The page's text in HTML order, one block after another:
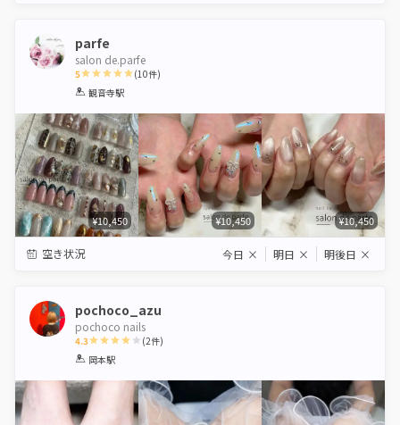
parfe
salon de.parfe
5
1 2 3 4 5
(10件)
観音寺駅
¥10,450 ¥10,450 ¥10,450
空き状況 今日 × 明日 × 明後日 ×
pochoco_azu
pochoco nails
4.3
1 2 3
(2件)
岡本駅